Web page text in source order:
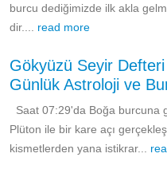
burcu dediğimizde ilk akla
dir.... read more
Gökyüzü Seyir
Günlük Astroloji ve
Saat 07:29'da Boğa burcuna
Plüton ile bir kare açı
kismetlerden yana istikrar...